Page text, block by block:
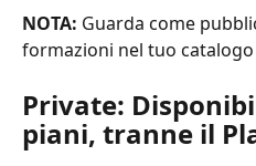
NOTA: Guarda come
formazioni nel tuo catalogo
Private:
piani, tranne il